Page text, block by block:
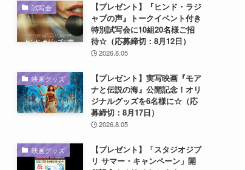
試写会
【プレゼント】『ヒンド・ラジ
ャブの声』トークイベント付き
特別試写会に10組20名様ご招
待☆（応募締切：8月12日）
2026.8.05
映画グッズ
【プレゼント】実写映画『モア
ナと伝説の海』公開記念！オリ
ジナルグッズを6名様に☆（応
募締切：8月17日）
2026.8.05
映画グッズ
【プレゼント】「スタジオジブ
リ サマー・キャンペーン」開